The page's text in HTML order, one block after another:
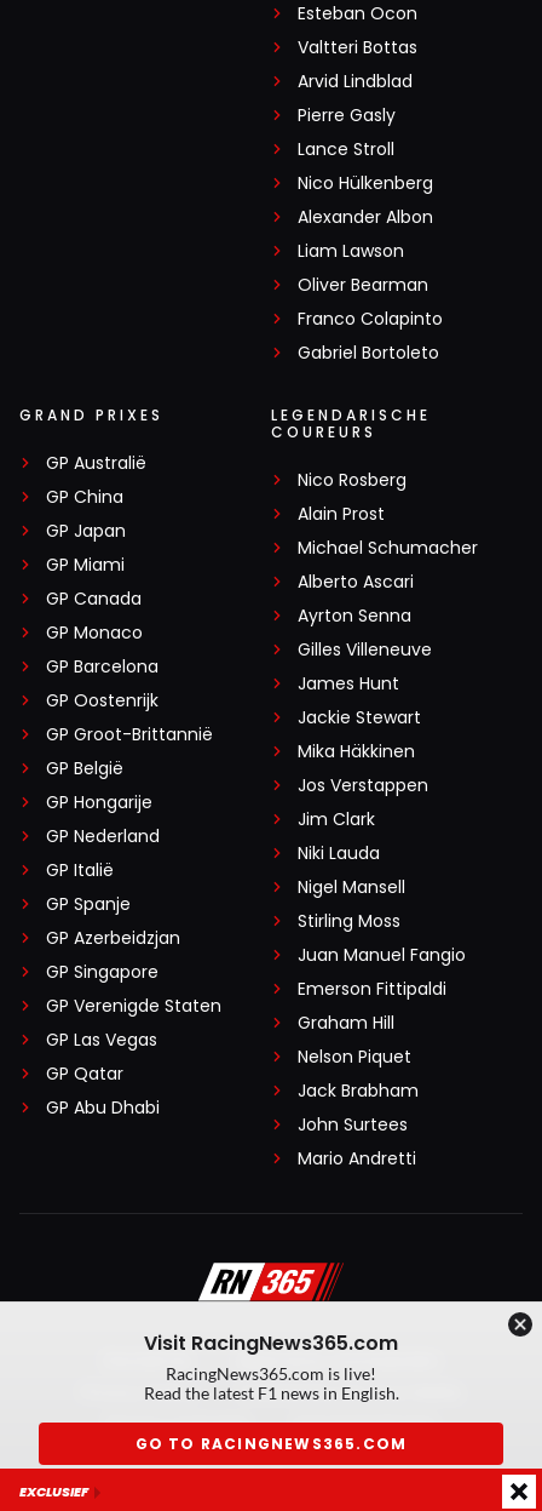
Esteban Ocon
Valtteri Bottas
Arvid Lindblad
Pierre Gasly
Lance Stroll
Nico Hülkenberg
Alexander Albon
Liam Lawson
Oliver Bearman
Franco Colapinto
Gabriel Bortoleto
GRAND PRIXES
GP Australië
GP China
GP Japan
GP Miami
GP Canada
GP Monaco
GP Barcelona
GP Oostenrijk
GP Groot-Brittannië
GP België
GP Hongarije
GP Nederland
GP Italië
GP Spanje
GP Azerbeidzjan
GP Singapore
GP Verenigde Staten
GP Las Vegas
GP Qatar
GP Abu Dhabi
LEGENDARISCHE
COUREURS
Nico Rosberg
Alain Prost
Michael Schumacher
Alberto Ascari
Ayrton Senna
Gilles Villeneuve
James Hunt
Jackie Stewart
Mika Häkkinen
Jos Verstappen
Jim Clark
Niki Lauda
Nigel Mansell
Stirling Moss
Juan Manuel Fangio
Emerson Fittipaldi
Graham Hill
Nelson Piquet
Jack Brabham
John Surtees
Mario Andretti
Algemene voorwaarden
Privacy Policy
Created by On Your Marks
Privacy manager
Kansspeluitingen
Visit RacingNews365.com
RacingNews365.com is live!
Read the latest F1 news in English.
GO TO RACINGNEWS365.COM
EXCLUSIEF